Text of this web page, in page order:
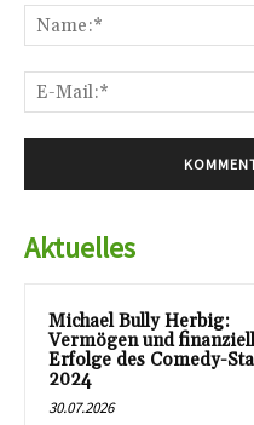
Aktuelles
Michael Bully Herbig:
Vermögen und
Erfolge des Comedy-
2024
30.07.2026